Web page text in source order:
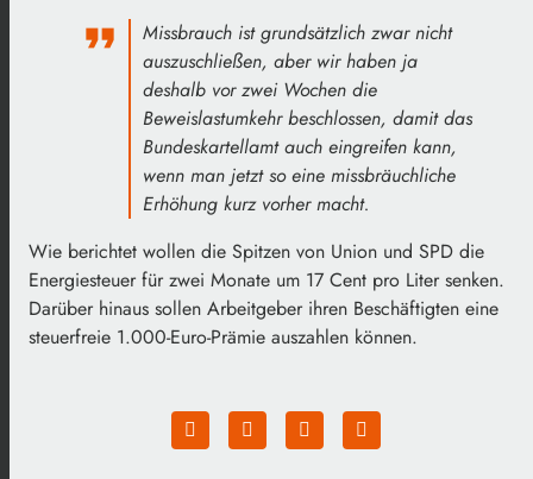
Missbrauch ist grundsätzlich zwar nicht
auszuschließen, aber wir haben ja
deshalb vor zwei Wochen die
Beweislastumkehr beschlossen, damit das
Bundeskartellamt auch eingreifen kann,
wenn man jetzt so eine missbräuchliche
Erhöhung kurz vorher macht.
Wie berichtet wollen die Spitzen von Union und SPD die
Energiesteuer für zwei Monate um 17 Cent pro Liter senken.
Darüber hinaus sollen Arbeitgeber ihren Beschäftigten eine
steuerfreie 1.000-Euro-Prämie auszahlen können.